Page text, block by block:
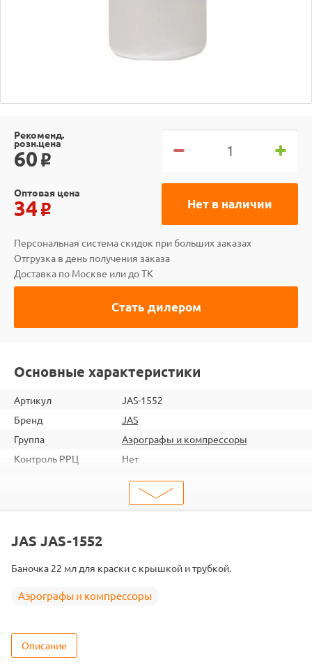
Рекоменд.
розн.цена
60 o
Нет в наличии
Оптовая цена
34 o
Персональная система скидок при больших заказах
Отгрузка в день получения заказа
Доставка по Москве или до ТК
Стать дилером
Основные характеристики
Артикул
JAS-1552
Бренд
JAS
Группа
Аэрографы и компрессоры
Контроль РРЦ
Нет
Запчасть для аэрографа
JAS JAS-1552
Баночка 22 мл для краски с крышкой и трубкой.
Аэрографы и компрессоры
Описание